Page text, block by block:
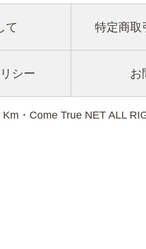
て 特定商取
シー お
・Come True NET ALL